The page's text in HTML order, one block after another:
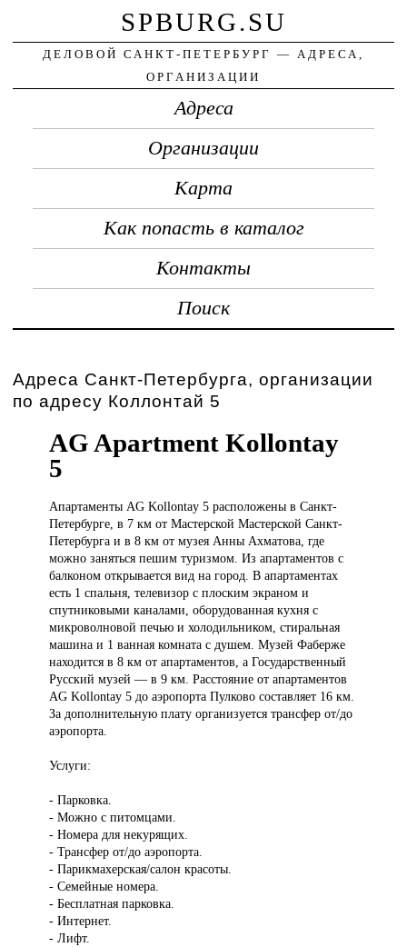
SPBURG.SU
ДЕЛОВОЙ САНКТ-ПЕТЕРБУРГ — АДРЕСА,
ОРГАНИЗАЦИИ
Адреса
Организации
Карта
Как попасть в каталог
Контакты
Поиск
Адреса Санкт-Петербурга, организации
по адресу Коллонтай 5
AG Apartment Kollontay
5
Апартаменты AGKollontay 5 расположены в Санкт-
Петербурге, в 7 км от Мастерской Мастерской Санкт-
Петербурга и в 8 км от музея Анны Ахматова, где
можно заняться пешим туризмом. Из апартаментов с
балконом открывается вид на город. В апартаментах
есть 1 спальня, телевизор с плоским экраном и
спутниковыми каналами, оборудованная кухня с
микроволновой печью и холодильником, стиральная
машина и 1 ванная комната с душем. Музей Фаберже
находится в 8 км от апартаментов, а Государственный
Русский музей — в 9 км. Расстояние от апартаментов
AG Kollontay 5 до аэропорта Пулково составляет 16 км.
За дополнительную плату организуется трансфер от/до
аэропорта.
Услуги:
- Парковка.
- Можно с питомцами.
- Номера для некурящих.
- Трансфер от/до аэропорта.
- Парикмахерская/салон красоты.
- Семейные номера.
- Бесплатная парковка.
- Интернет.
- Лифт.